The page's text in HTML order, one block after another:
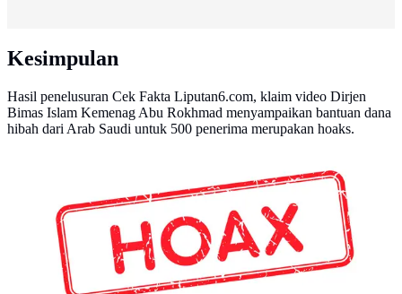
Kesimpulan
Hasil penelusuran Cek Fakta Liputan6.com, klaim video Dirjen
Bimas Islam Kemenag Abu Rokhmad menyampaikan bantuan dana
hibah dari Arab Saudi untuk 500 penerima merupakan hoaks.